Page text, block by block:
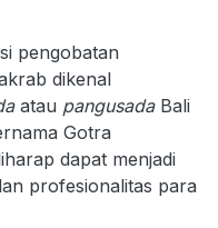
pengobatan
dikenal
atau pangusadaBali
Gotra
dapat menjadi
profesionalitas para